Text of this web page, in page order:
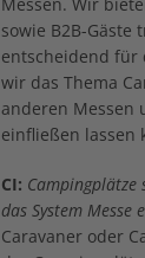
sowie B2B-Gäste
entscheidend für
wir das Thema
anderen Messen
einfließen lassen
CI: Campingplätze
das System Messe
Caravaner oder